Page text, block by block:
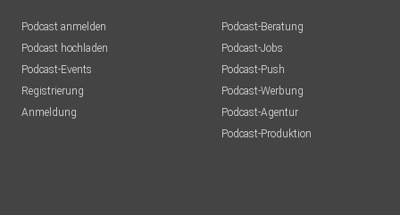
Podcast anmelden
Podcast hochladen
Podcast-Events
Registrierung
Anmeldung
Podcast-Beratung
Podcast-Jobs
Podcast-Push
Podcast-Werbung
Podcast-Agentur
Podcast-Produktion